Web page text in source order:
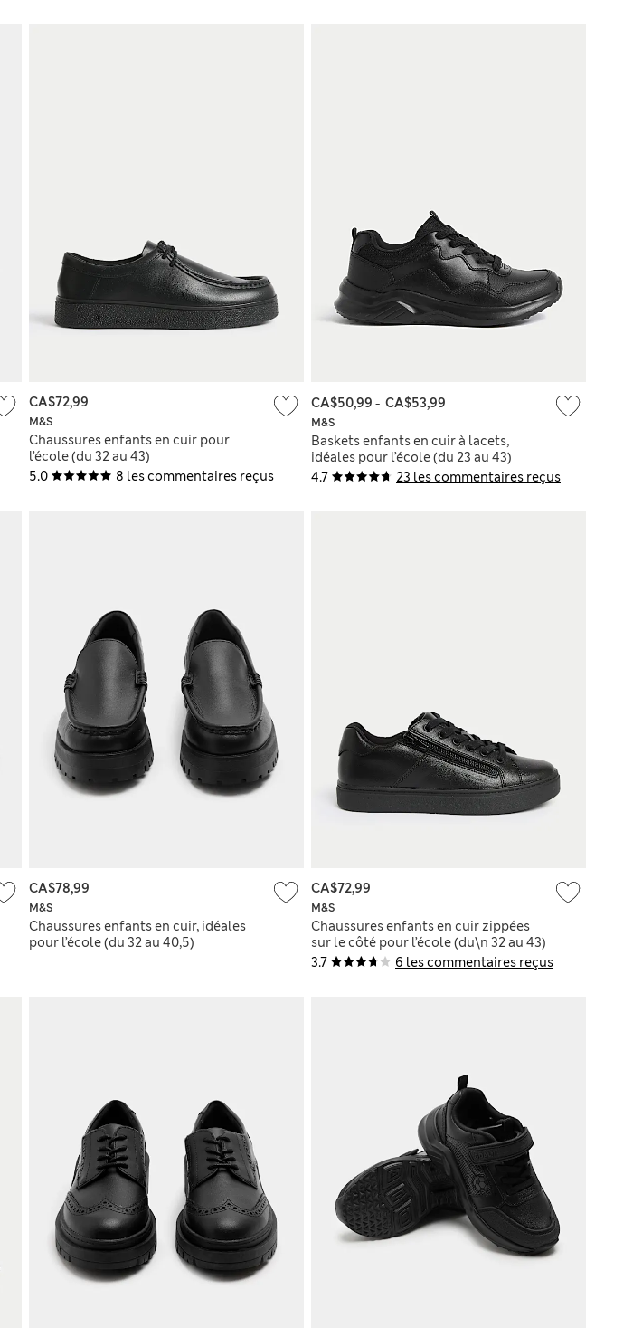
5.0 8 les commentaires reçus
M&S
Chaussures enfants en cuir pour
l’école (du 32 au 43)
CA$72,99
4.7 23 les commentaires reçus
M&S
Baskets enfants en cuir à lacets,
idéales pour l’école (du 23 au 43)
CA$50,99 - CA$53,99
M&S
Chaussures enfants en cuir, idéales
pour l’école (du 32 au 40,5)
CA$78,99
3.7 6 les commentaires reçus
M&S
Chaussures enfants en cuir zippées
sur le côté pour l’école (du\n 32 au 43)
CA$72,99